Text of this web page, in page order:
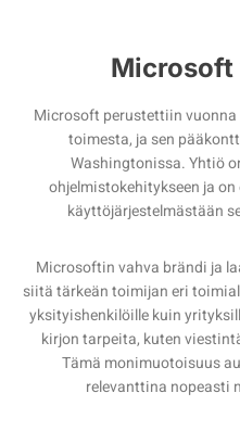
Microsoft perustettiin vuonna
toimesta, ja sen
Washingtonissa. Yhtiö
ohjelmistokehitykseen ja
käyttöjärjestelmästään
Microsoftin vahva brändi ja
siitä tärkeän toimijan eri
yksityishenkilöille kuin
kirjon tarpeita, kuten
Tämä monimuotoisuus
relevanttina nopeasti